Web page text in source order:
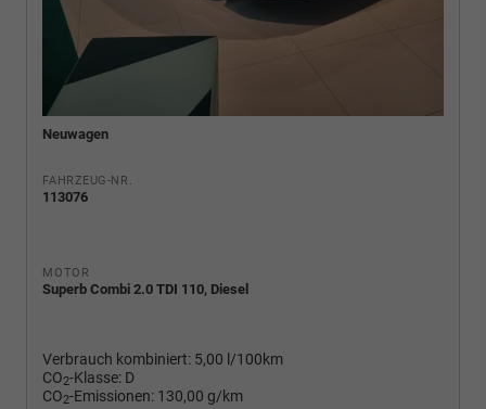
Neuwagen
FAHRZEUG-NR.
113076
MOTOR
Superb Combi 2.0 TDI 110, Diesel
Verbrauch kombiniert: 5,00 l/100km
CO2-Klasse: D
CO2-Emissionen: 130,00 g/km